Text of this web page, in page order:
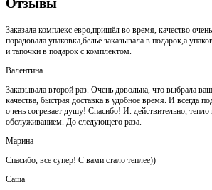
Отзывы
Заказала комплекс евро,пришёл во время, качество
порадовала упаковка,бельё заказывала в подарок,а
и тапочки в подарок с комплектом.
Валентина
Заказывала второй раз. Очень довольна, что выбрала
качества, быстрая доставка в удобное время. И всегда
очень согревает душу! Спасибо! И. действительно,
обслуживанием. До следующего раза.
Марина
Спасибо, все супер! С вами стало теплее))
Саша